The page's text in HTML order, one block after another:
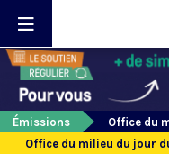
Émissions
Office du
Office du milieu du jour